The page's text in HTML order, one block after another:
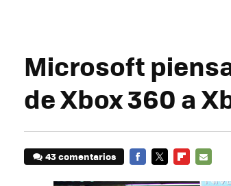
Microsoft
de Xbox 360 a
43 comentarios